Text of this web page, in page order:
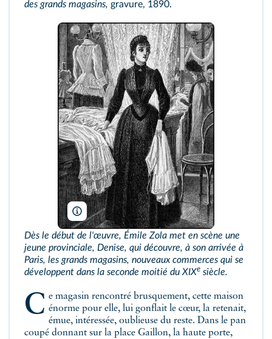
des grands magasins, gravure, 1890.
Coll. Jonas/Kharbine‑Tapabor
Dès le début de l'œuvre, Émile Zola met en scène une
jeune provinciale, Denise, qui découvre, à son arrivée à
Paris, les grands magasins, nouveaux commerces qui se
développent dans la seconde moitié du XIXe siècle.
Ce magasin rencontré brusquement, cette maison énorme pour elle, lui gonflait le cœur, la retenait,
émue, intéressée, oublieuse du reste. Dans le pan
coupé donnant sur la place Gaillon, la haute porte,